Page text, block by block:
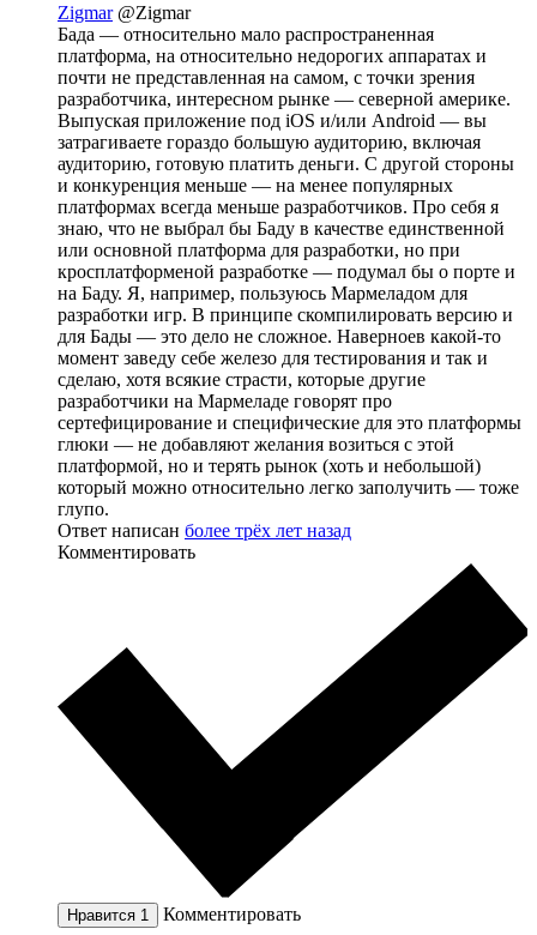
Zigmar @Zigmar
Бада — относительно мало распространенная
платформа, на относительно недорогих аппаратах и
почти не представленная на самом, с точки зрения
разработчика, интересном рынке — северной америке.
Выпуская приложение под iOS и/или Android — вы
затрагиваете гораздо большую аудиторию, включая
аудиторию, готовую платить деньги. С другой стороны
и конкуренция меньше — на менее популярных
платформах всегда меньше разработчиков. Про себя я
знаю, что не выбрал бы Баду в качестве единственной
или основной платформа для разработки, но при
кросплатформеной разработке — подумал бы о порте и
на Баду. Я, например, пользуюсь Мармеладом для
разработки игр. В принципе скомпилировать версию и
для Бады — это дело не сложное. Наверноев какой-то
момент заведу себе железо для тестирования и так и
сделаю, хотя всякие страсти, которые другие
разработчики на Мармеладе говорят про
сертефицирование и специфические для это платформы
глюки — не добавляют желания возиться с этой
платформой, но и терять рынок (хоть и небольшой)
который можно относительно легко заполучить — тоже
глупо.
Ответ написан более трёх лет назад
Комментировать
Нравится 1 Комментировать